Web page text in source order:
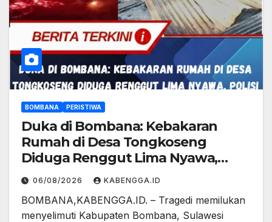
BOMBANA PERISTIWA
Duka di Bombana: Kebakaran
Rumah di Desa Tongkoseng
Diduga Renggut Lima Nyawa,
Polisi Lakukan Penyelidikan
06/08/2026 KABENGGA.ID
BOMBANA,KABENGGA.ID. – Tragedi memilukan
menyelimuti Kabupaten Bombana, Sulawesi